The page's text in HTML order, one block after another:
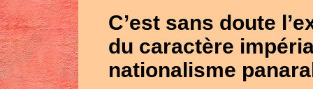
C’est sans doute
du caractère
nationalisme